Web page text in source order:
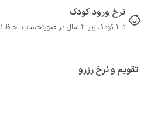
نرخ ورود کودک
تا 1 کودک زیر 3 سال در صورتحساب لحاظ نمی گردد
تقویم و نرخ رزرو